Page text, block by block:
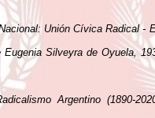
Unión Cívica Radical -
Silveyra de Oyuela,
Argentino (1890-